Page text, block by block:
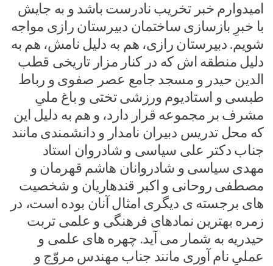
امیدوارم خبر تخریب نادرست باشد و به جایش
با خبرِ بازسازی ساختمان دبیرستان رازی مواجه
شویم. دبیرستان رازی، هم به دلیل نامش، هم به
دلیل منطقه اش که در کنار مزار تاریخی قطب
الدین حیدر و مسجد جامع عصر صفوی و رباط
طبسی و استادیوم ورزشی تختی و باغ ملیِ
مشرف بر مجموعه قرار دارد، و هم به دلیل این
که محل تدریس دبیران نامدار و دانشمندی مانند
جناب دکتر علی سیاسی و شادروان استاد
مهدی سیاسی و شادروانان هاشم قهرمان و
مصطفی روحانی و اکبر قندهاریان و شخصیت
های برجسته ی دیگری امثال آنان بوده است، در
زمره بهترین نمادهای فرهنگی و علمی تربت
حیدریه به شمار می آید. چهره های علمی و
عملیِ نام آوری مانند جناب مهندس مروّج و